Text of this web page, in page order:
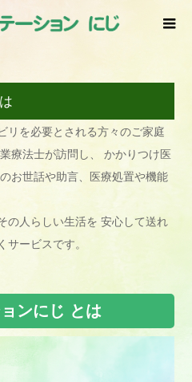
リを必要とされる方々のご家庭
療法士が訪問し、 かかりつけ医
お世話や助言、医療処置や機能
の人らしい生活を 安心して送れ
サービスです。
ンにじ とは